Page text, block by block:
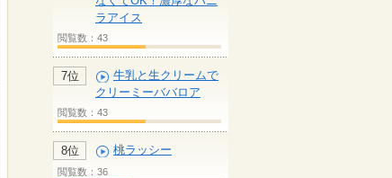
ラアイス
閲覧数：43
7位
牛乳と生クリームで
クリーミーババロア
閲覧数：43
8位 桃ラッシー
閲覧数：36